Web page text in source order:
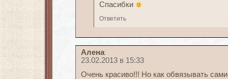
Спасибки
Ответить
Алена:
23.02.2013 в 15:33
Очень красиво!!! Но как обвязывать